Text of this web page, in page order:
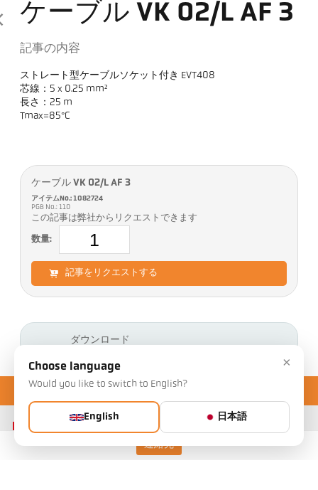
連絡先
ケーブル VK 02/L AF 3
記事の内容
ストレート型ケーブルソケット付き EVT408
芯線：5 x 0.25 mm²
長さ：25 m
Tmax=85°C
ケーブル VK 02/L AF 3
アイテムNo.: 1082724
PGB No.: 110
この記事は弊社からリクエストできます
数量:
記事をリクエストする
ダウンロード
×
Choose language
Would you like to switch to English?
English 日本語